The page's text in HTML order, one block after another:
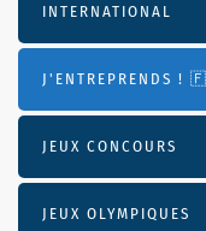
INTERNATIONAL
J'ENTREPRENDS !
JEUX CONCOURS
JEUX OLYMPIQUES